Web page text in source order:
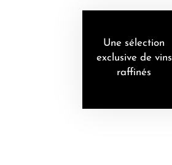
Une sélection
exclusive de vins
raffinés